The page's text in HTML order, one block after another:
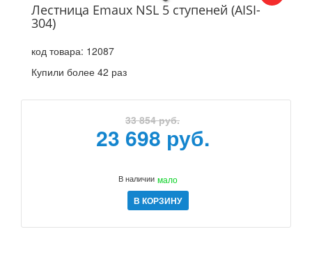
Лестница Emaux NSL 5 ступеней (AISI-
304)
код товара: 12087
Купили более 42 раз
33 854 руб.
23 698 руб.
В наличии мало
В КОРЗИНУ